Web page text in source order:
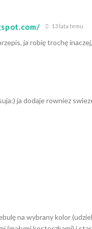
13 lata temu
ja robię trochę
ja dodaje rowniez
na wybrany kolor